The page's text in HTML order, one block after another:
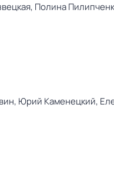
Полина
Юрий Каменецкий,